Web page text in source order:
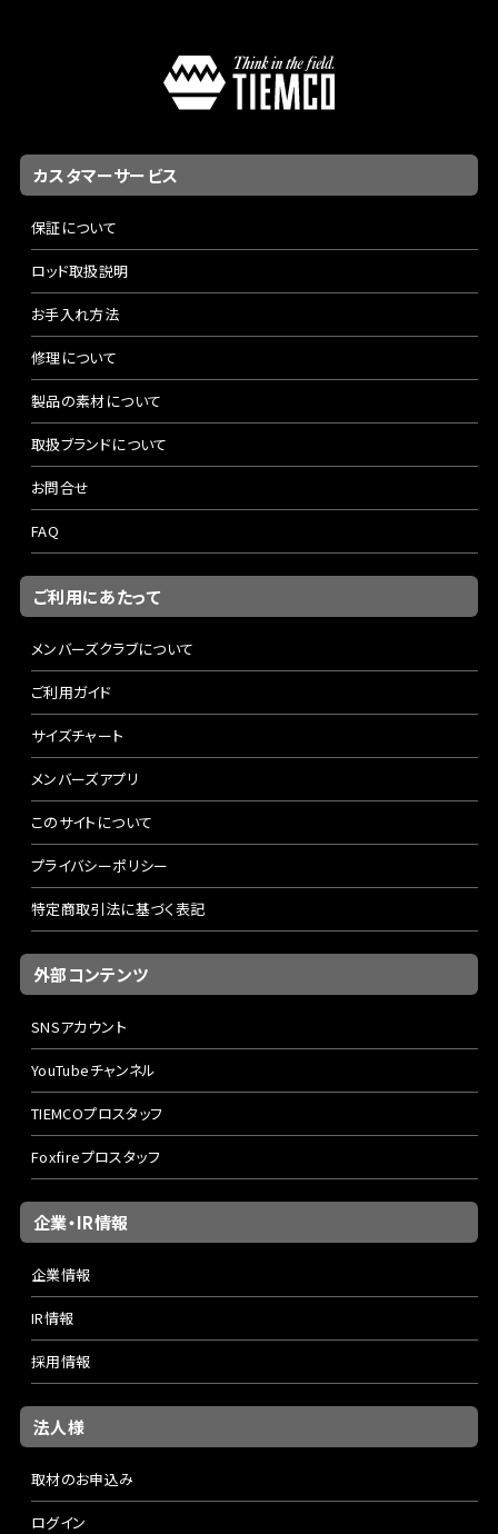
カスタマーサービス
保証について
ロッド取扱説明
お手入れ方法
修理について
製品の素材について
取扱ブランドについて
お問合せ
FAQ
ご利用にあたって
メンバーズクラブについて
ご利用ガイド
サイズチャート
メンバーズアプリ
このサイトについて
プライバシーポリシー
特定商取引法に基づく表記
外部コンテンツ
SNSアカウント
YouTubeチャンネル
TIEMCOプロスタッフ
Foxfireプロスタッフ
企業・IR情報
企業情報
IR情報
採用情報
法人様
取材のお申込み
ログイン